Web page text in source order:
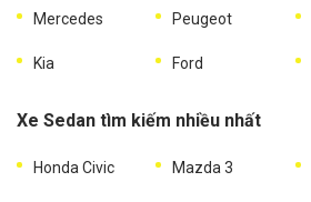
Mercedes Peugeot
Kia Ford
Xe Sedan tìm kiếm nhiều nhất
Honda Civic Mazda 3